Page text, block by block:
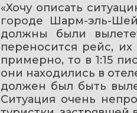
«Хочу описать
городе Шарм-эль-
должны были
переносится рейс,
примерно, то в 1:15
они находились в
должен был быть
Ситуация очень